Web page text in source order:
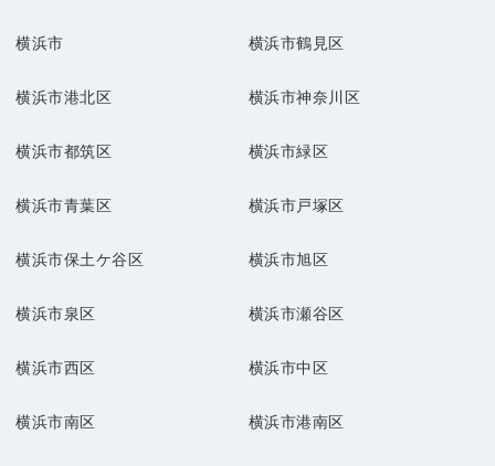
横浜市 横浜市鶴見区
横浜市港北区 横浜市神奈川区
横浜市都筑区 横浜市緑区
横浜市青葉区 横浜市戸塚区
横浜市保土ケ谷区 横浜市旭区
横浜市泉区 横浜市瀬谷区
横浜市西区 横浜市中区
横浜市南区 横浜市港南区